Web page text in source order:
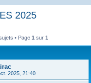
2025
• Page 1 sur 1
2025, 21:40